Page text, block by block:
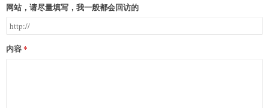
网站，请尽量填写，我一般都会回访的
内容